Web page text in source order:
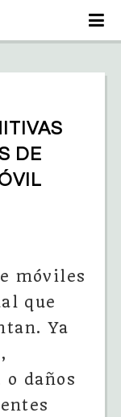
DE
móviles
que
Ya
daños